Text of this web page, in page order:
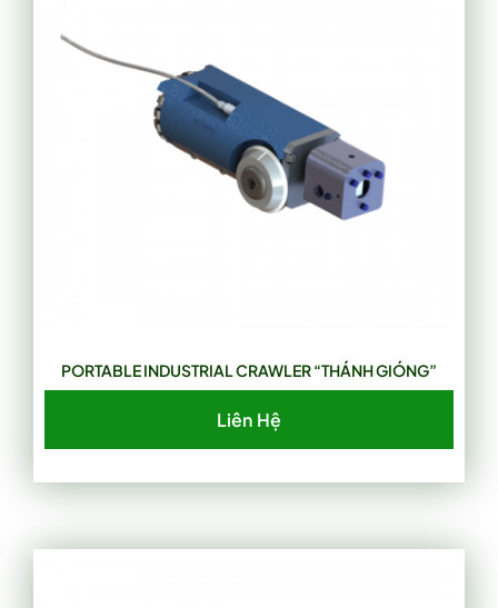
PORTABLE INDUSTRIAL CRAWLER “THÁNH GIÓNG”
Liên Hệ